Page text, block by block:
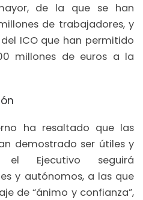
de la que se han
de trabajadores, y
ICO que han permitido
millones de euros a la
ha resaltado que las
demostrado ser útiles y
Ejecutivo seguirá
y autónomos, a las que
de “ánimo y confianza”,